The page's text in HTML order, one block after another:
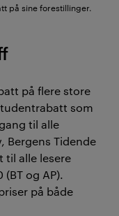
på sine forestillinger.
på flere store
som
til alle
Bergens Tidende
til alle lesere
og AP).
på både